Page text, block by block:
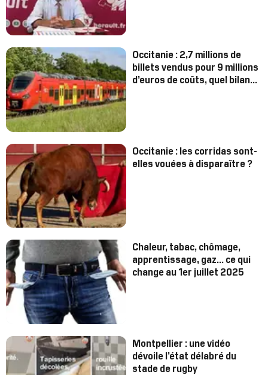
Occitanie : 2,7 millions de
billets vendus pour 9 millions
d’euros de coûts, quel bilan
Occitanie : les corridas sont-
elles vouées à disparaître ?
Chaleur, tabac, chômage,
apprentissage, gaz… ce qui
change au 1er juillet 2025
Montpellier : une vidéo
dévoile l’état délabré du
stade de rugby